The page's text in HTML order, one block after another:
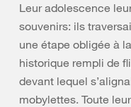
Leur adolescence
souvenirs: ils
une étape obligée à
historique rempli de
devant lequel
mobylettes. Toute